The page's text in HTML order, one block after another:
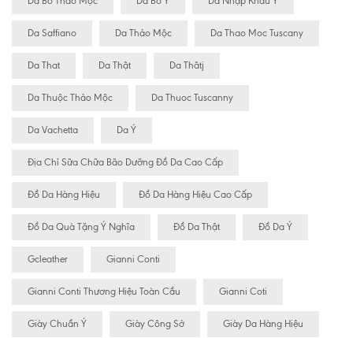
Da Saffiano Da Thảo Mộc Da Thao Moc Tuscany
Da That Da Thật Da Thâtj
Da Thuộc Thảo Mộc Da Thuoc Tuscanny
Da Vachetta Da Ý
Địa Chỉ Sữa Chữa Bão Dưỡng Đồ Da Cao Cấp
Đồ Da Hàng Hiệu Đồ Da Hàng Hiệu Cao Cấp
Đồ Da Quà Tặng Ý Nghĩa Đồ Da Thật Đồ Da Ý
Gcleather Gianni Conti
Gianni Conti Thương Hiệu Toàn Cầu Gianni Coti
Giày Chuẩn Ý Giày Công Sở Giày Da Hàng Hiệu